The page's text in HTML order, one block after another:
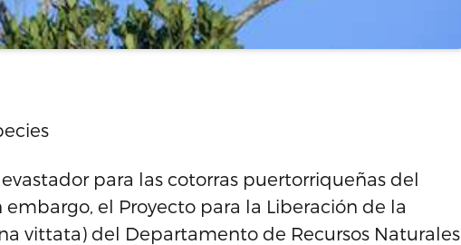
para las cotorras puertorriqueñas del
embargo, el Proyecto para la Liberación de la
vittata) del Departamento de Recursos Naturales